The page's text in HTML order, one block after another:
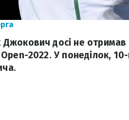
Джокович досі не
2022. У понеділок, 10-